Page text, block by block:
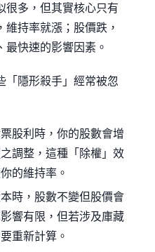
很多，但其實核心只有
持率就漲；股價跌，
快速的影響因素。
「隱形殺手」經常被忽
股利時，你的股數會增
調整，這種「除權」效
的維持率。
時，股數不變但股價會
響有限，但若涉及庫藏
重新計算。